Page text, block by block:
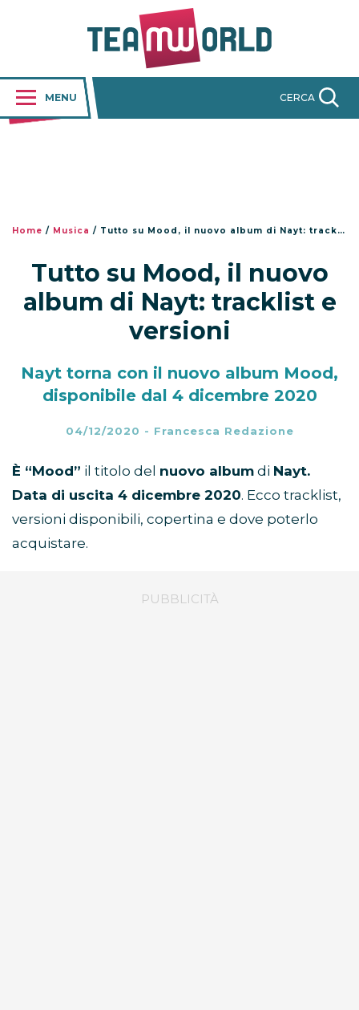
MENU CERCA
Home / Musica / Tutto su Mood, il nuovo album di Nayt: tracklist e versioni
Tutto su Mood, il nuovo
album di Nayt: tracklist e
versioni
Nayt torna con il nuovo album Mood,
disponibile dal 4 dicembre 2020
04/12/2020 - Francesca Redazione
È “Mood” il titolo del nuovo album di Nayt.
Data di uscita 4 dicembre 2020. Ecco tracklist,
versioni disponibili, copertina e dove poterlo
acquistare.